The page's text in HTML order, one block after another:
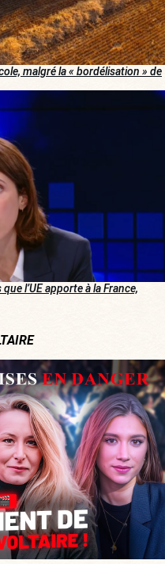
malgré la « bordélisation » de
l’UE apporte à la France,